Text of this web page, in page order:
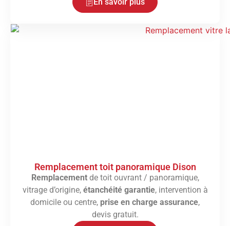
En savoir plus
Remplacement toit panoramique Dison
Remplacementde toit ouvrant / panoramique,
vitrage d’origine, étanchéité garantie, intervention à
domicile ou centre, prise en charge assurance,
devis gratuit.